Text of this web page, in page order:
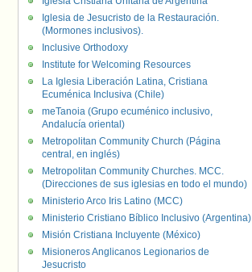
Iglesia de Jesucristo de la Restauración.
(Mormones inclusivos).
Inclusive Orthodoxy
Institute for Welcoming Resources
La Iglesia Liberación Latina, Cristiana
Ecuménica Inclusiva (Chile)
meTanoia (Grupo ecuménico inclusivo,
Andalucía oriental)
Metropolitan Community Church (Página
central, en inglés)
Metropolitan Community Churches. MCC.
(Direcciones de sus iglesias en todo el mundo)
Ministerio Arco Iris Latino (MCC)
Ministerio Cristiano Bíblico Inclusivo (Argentina)
Misión Cristiana Incluyente (México)
Misioneros Anglicanos Legionarios de
Jesucristo